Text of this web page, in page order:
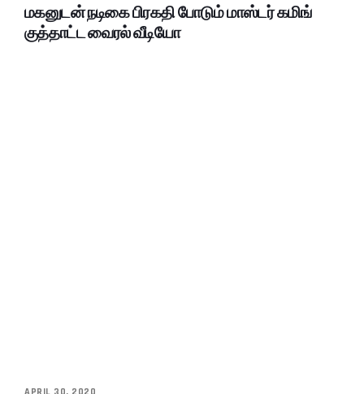
மகனுடன் நடிகை பிரகதி போடும் மாஸ்டர் கமிங்
குத்தாட்ட வைரல் வீடியோ